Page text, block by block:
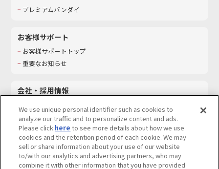
プレミアムバンダイ
お客様サポート
お客様サポートトップ
重要なお知らせ
会社・採用情報
採用情報
サステナビリティ
お問い合わせ
We use unique personal identifier such as cookies to
analyze our traffic and to personalize content and ads.
Please click here to see more details about how we use
cookies and the retention period of each cookie. We may
sell or share information about your use of our website
to/with our analytics and advertising partners, who may
combine it with other information that you have provided